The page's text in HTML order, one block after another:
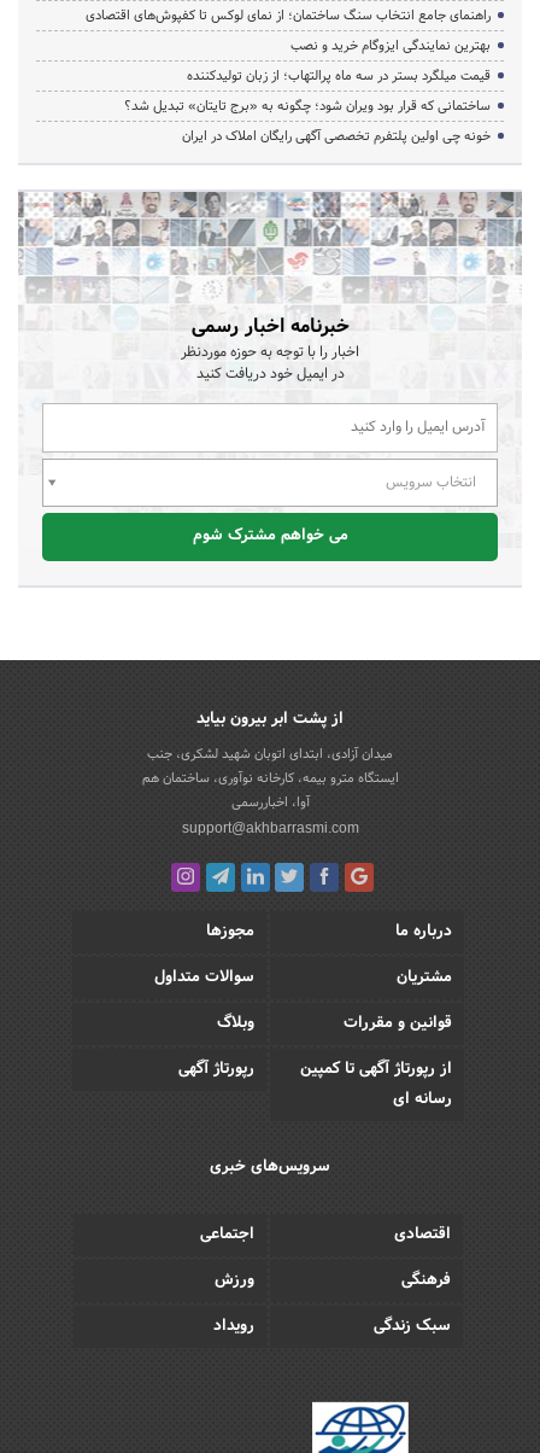
راهنمای جامع انتخاب سنگ ساختمان؛ از نمای لوکس تا کفپوش‌های اقتصادی
بهترین نمایندگی ایزوگام خرید و نصب
قیمت میلگرد بستر در سه ماه پرالتهاب؛ از زبان تولیدکننده
ساختمانی که قرار بود ویران شود؛ چگونه به «برج تایتان» تبدیل شد؟
خونه چی اولین پلتفرم تخصصی آگهی رایگان املاک در ایران
خبرنامه اخبار رسمی
اخبار را با توجه به حوزه موردنظر
در ایمیل خود دریافت کنید
انتخاب سرویس
می خواهم مشترک شوم
از پشت ابر بیرون بیاید
میدان آزادی، ابتدای اتوبان شهید لشکری، جنب
ایستگاه مترو بیمه، کارخانه نوآوری، ساختمان هم
آوا، اخباررسمی
support@akhbarrasmi.com
درباره ما
مجوزها
مشتریان
سوالات متداول
قوانین و مقررات
وبلاگ
از رپورتاژ آگهی تا کمپین
رسانه ای
رپورتاژ آگهی
سرویس‌های خبری
اقتصادی
اجتماعی
فرهنگی
ورزش
سبک زندگی
رویداد